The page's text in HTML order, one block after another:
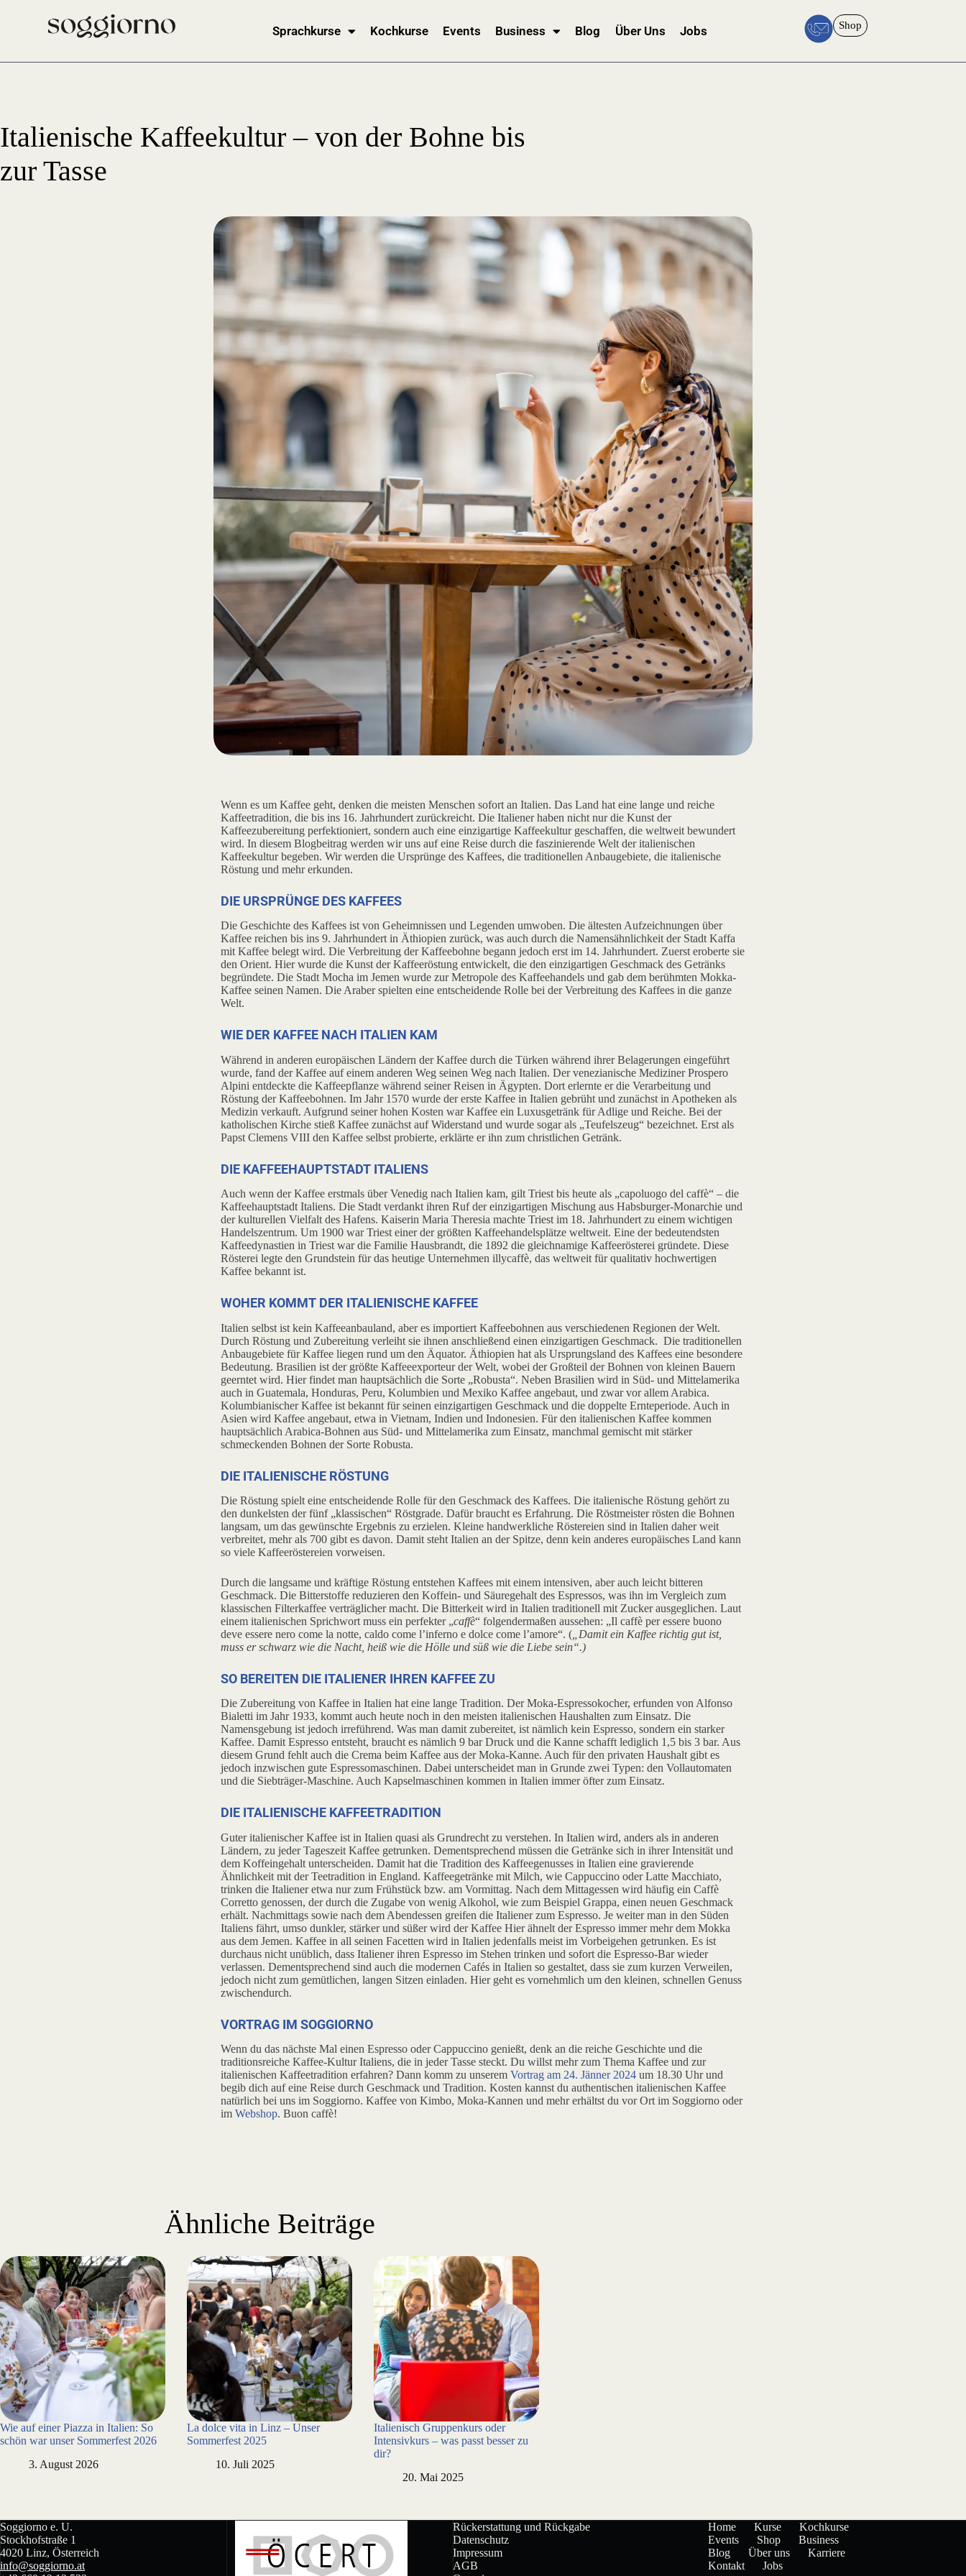
Sprachkurse Kochkurse Events Business Blog Über Uns Jobs Shop
Italienische Kaffeekultur – von der Bohne bis
zur Tasse
Wenn es um Kaffee geht, denken die meisten Menschen sofort an Italien. Das Land hat eine lange und reiche
Kaffeetradition, die bis ins 16. Jahrhundert zurückreicht. Die Italiener haben nicht nur die Kunst der
Kaffeezubereitung perfektioniert, sondern auch eine einzigartige Kaffeekultur geschaffen, die weltweit bewundert
wird. In diesem Blogbeitrag werden wir uns auf eine Reise durch die faszinierende Welt der italienischen
Kaffeekultur begeben. Wir werden die Ursprünge des Kaffees, die traditionellen Anbaugebiete, die italienische
Röstung und mehr erkunden.
DIE URSPRÜNGE DES KAFFEES
Die Geschichte des Kaffees ist von Geheimnissen und Legenden umwoben. Die ältesten Aufzeichnungen über
Kaffee reichen bis ins 9. Jahrhundert in Äthiopien zurück, was auch durch die Namensähnlichkeit der Stadt Kaffa
mit Kaffee belegt wird. Die Verbreitung der Kaffeebohne begann jedoch erst im 14. Jahrhundert. Zuerst eroberte sie
den Orient. Hier wurde die Kunst der Kaffeeröstung entwickelt, die den einzigartigen Geschmack des Getränks
begründete. Die Stadt Mocha im Jemen wurde zur Metropole des Kaffeehandels und gab dem berühmten Mokka-
Kaffee seinen Namen. Die Araber spielten eine entscheidende Rolle bei der Verbreitung des Kaffees in die ganze
Welt.
WIE DER KAFFEE NACH ITALIEN KAM
Während in anderen europäischen Ländern der Kaffee durch die Türken während ihrer Belagerungen eingeführt
wurde, fand der Kaffee auf einem anderen Weg seinen Weg nach Italien. Der venezianische Mediziner Prospero
Alpini entdeckte die Kaffeepflanze während seiner Reisen in Ägypten. Dort erlernte er die Verarbeitung und
Röstung der Kaffeebohnen. Im Jahr 1570 wurde der erste Kaffee in Italien gebrüht und zunächst in Apotheken als
Medizin verkauft. Aufgrund seiner hohen Kosten war Kaffee ein Luxusgetränk für Adlige und Reiche. Bei der
katholischen Kirche stieß Kaffee zunächst auf Widerstand und wurde sogar als „Teufelszeug“ bezeichnet. Erst als
Papst Clemens VIII den Kaffee selbst probierte, erklärte er ihn zum christlichen Getränk.
DIE KAFFEEHAUPTSTADT ITALIENS
Auch wenn der Kaffee erstmals über Venedig nach Italien kam, gilt Triest bis heute als „capoluogo del caffè“ – die
Kaffeehauptstadt Italiens. Die Stadt verdankt ihren Ruf der einzigartigen Mischung aus Habsburger-Monarchie und
der kulturellen Vielfalt des Hafens. Kaiserin Maria Theresia machte Triest im 18. Jahrhundert zu einem wichtigen
Handelszentrum. Um 1900 war Triest einer der größten Kaffeehandelsplätze weltweit. Eine der bedeutendsten
Kaffeedynastien in Triest war die Familie Hausbrandt, die 1892 die gleichnamige Kaffeerösterei gründete. Diese
Rösterei legte den Grundstein für das heutige Unternehmen illycaffè, das weltweit für qualitativ hochwertigen
Kaffee bekannt ist.
WOHER KOMMT DER ITALIENISCHE KAFFEE
Italien selbst ist kein Kaffeeanbauland, aber es importiert Kaffeebohnen aus verschiedenen Regionen der Welt.
Durch Röstung und Zubereitung verleiht sie ihnen anschließend einen einzigartigen Geschmack. Die traditionellen
Anbaugebiete für Kaffee liegen rund um den Äquator. Äthiopien hat als Ursprungsland des Kaffees eine besondere
Bedeutung. Brasilien ist der größte Kaffeeexporteur der Welt, wobei der Großteil der Bohnen von kleinen Bauern
geerntet wird. Hier findet man hauptsächlich die Sorte „Robusta“. Neben Brasilien wird in Süd- und Mittelamerika
auch in Guatemala, Honduras, Peru, Kolumbien und Mexiko Kaffee angebaut, und zwar vor allem Arabica.
Kolumbianischer Kaffee ist bekannt für seinen einzigartigen Geschmack und die doppelte Ernteperiode. Auch in
Asien wird Kaffee angebaut, etwa in Vietnam, Indien und Indonesien. Für den italienischen Kaffee kommen
hauptsächlich Arabica-Bohnen aus Süd- und Mittelamerika zum Einsatz, manchmal gemischt mit stärker
schmeckenden Bohnen der Sorte Robusta.
DIE ITALIENISCHE RÖSTUNG
Die Röstung spielt eine entscheidende Rolle für den Geschmack des Kaffees. Die italienische Röstung gehört zu
den dunkelsten der fünf „klassischen“ Röstgrade. Dafür braucht es Erfahrung. Die Röstmeister rösten die Bohnen
langsam, um das gewünschte Ergebnis zu erzielen. Kleine handwerkliche Röstereien sind in Italien daher weit
verbreitet, mehr als 700 gibt es davon. Damit steht Italien an der Spitze, denn kein anderes europäisches Land kann
so viele Kaffeeröstereien vorweisen.
Durch die langsame und kräftige Röstung entstehen Kaffees mit einem intensiven, aber auch leicht bitteren
Geschmack. Die Bitterstoffe reduzieren den Koffein- und Säuregehalt des Espressos, was ihn im Vergleich zum
klassischen Filterkaffee verträglicher macht. Die Bitterkeit wird in Italien traditionell mit Zucker ausgeglichen. Laut
einem italienischen Sprichwort muss ein perfekter „caffè“ folgendermaßen aussehen: „Il caffè per essere buono
deve essere nero come la notte, caldo come l’inferno e dolce come l’amore“. ( „Damit ein Kaffee richtig gut ist,
muss er schwarz wie die Nacht, heiß wie die Hölle und süß wie die Liebe sein“.)
SO BEREITEN DIE ITALIENER IHREN KAFFEE ZU
Die Zubereitung von Kaffee in Italien hat eine lange Tradition. Der Moka-Espressokocher, erfunden von Alfonso
Bialetti im Jahr 1933, kommt auch heute noch in den meisten italienischen Haushalten zum Einsatz. Die
Namensgebung ist jedoch irreführend. Was man damit zubereitet, ist nämlich kein Espresso, sondern ein starker
Kaffee. Damit Espresso entsteht, braucht es nämlich 9 bar Druck und die Kanne schafft lediglich 1,5 bis 3 bar. Aus
diesem Grund fehlt auch die Crema beim Kaffee aus der Moka-Kanne. Auch für den privaten Haushalt gibt es
jedoch inzwischen gute Espressomaschinen. Dabei unterscheidet man in Grunde zwei Typen: den Vollautomaten
und die Siebträger-Maschine. Auch Kapselmaschinen kommen in Italien immer öfter zum Einsatz.
DIE ITALIENISCHE KAFFEETRADITION
Guter italienischer Kaffee ist in Italien quasi als Grundrecht zu verstehen. In Italien wird, anders als in anderen
Ländern, zu jeder Tageszeit Kaffee getrunken. Dementsprechend müssen die Getränke sich in ihrer Intensität und
dem Koffeingehalt unterscheiden. Damit hat die Tradition des Kaffeegenusses in Italien eine gravierende
Ähnlichkeit mit der Teetradition in England. Kaffeegetränke mit Milch, wie Cappuccino oder Latte Macchiato,
trinken die Italiener etwa nur zum Frühstück bzw. am Vormittag. Nach dem Mittagessen wird häufig ein Caffè
Corretto genossen, der durch die Zugabe von wenig Alkohol, wie zum Beispiel Grappa, einen neuen Geschmack
erhält. Nachmittags sowie nach dem Abendessen greifen die Italiener zum Espresso. Je weiter man in den Süden
Italiens fährt, umso dunkler, stärker und süßer wird der Kaffee Hier ähnelt der Espresso immer mehr dem Mokka
aus dem Jemen. Kaffee in all seinen Facetten wird in Italien jedenfalls meist im Vorbeigehen getrunken. Es ist
durchaus nicht unüblich, dass Italiener ihren Espresso im Stehen trinken und sofort die Espresso-Bar wieder
verlassen. Dementsprechend sind auch die modernen Cafés in Italien so gestaltet, dass sie zum kurzen Verweilen,
jedoch nicht zum gemütlichen, langen Sitzen einladen. Hier geht es vornehmlich um den kleinen, schnellen Genuss
zwischendurch.
VORTRAG IM SOGGIORNO
Wenn du das nächste Mal einen Espresso oder Cappuccino genießt, denk an die reiche Geschichte und die
traditionsreiche Kaffee-Kultur Italiens, die in jeder Tasse steckt. Du willst mehr zum Thema Kaffee und zur
italienischen Kaffeetradition erfahren? Dann komm zu unserem Vortrag am 24. Jänner 2024 um 18.30 Uhr und
begib dich auf eine Reise durch Geschmack und Tradition. Kosten kannst du authentischen italienischen Kaffee
natürlich bei uns im Soggiorno. Kaffee von Kimbo, Moka-Kannen und mehr erhältst du vor Ort im Soggiorno oder
im Webshop. Buon caffè!
Ähnliche Beiträge
Wie auf einer Piazza in Italien: So
schön war unser Sommerfest 2026
3. August 2026
La dolce vita in Linz – Unser
Sommerfest 2025
10. Juli 2025
Italienisch Gruppenkurs oder
Intensivkurs – was passt besser zu
dir?
20. Mai 2025
Soggiorno e. U.
Stockhofstraße 1
4020 Linz, Österreich
info@soggiorno.at
Rückerstattung und Rückgabe
Datenschutz
Impressum
AGB
Home Kurse
Kochkurse
Events
Shop
Business
Blog
Über uns
Karriere
Kontakt
Jobs